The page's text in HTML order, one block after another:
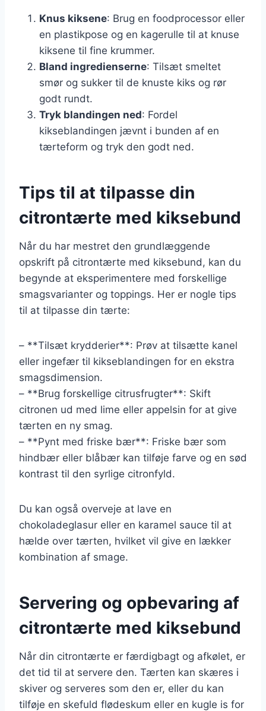
Knus kiksene: Brug en foodprocessor eller
en plastikpose og en kagerulle til at knuse
kiksene til fine krummer.
Bland ingredienserne: Tilsæt smeltet
smør og sukker til de knuste kiks og rør
godt rundt.
Tryk blandingen ned: Fordel
kikseblandingen jævnt i bunden af en
tærteform og tryk den godt ned.
Tips til at tilpasse din
citrontærte med kiksebund
Når du har mestret den grundlæggende
opskrift på citrontærte med kiksebund, kan du
begynde at eksperimentere med forskellige
smagsvarianter og toppings. Her er nogle tips
til at tilpasse din tærte:
– **Tilsæt krydderier**: Prøv at tilsætte kanel
eller ingefær til kikseblandingen for en ekstra
smagsdimension.
– **Brug forskellige citrusfrugter**: Skift
citronen ud med lime eller appelsin for at give
tærten en ny smag.
– **Pynt med friske bær**: Friske bær som
hindbær eller blåbær kan tilføje farve og en sød
kontrast til den syrlige citronfyld.
Du kan også overveje at lave en
chokoladeglasur eller en karamel sauce til at
hælde over tærten, hvilket vil give en lækker
kombination af smage.
Servering og opbevaring af
citrontærte med kiksebund
Når din citrontærte er færdigbagt og afkølet, er
det tid til at servere den. Tærten kan skæres i
skiver og serveres som den er, eller du kan
tilføje en skefuld flødeskum eller en kugle is for